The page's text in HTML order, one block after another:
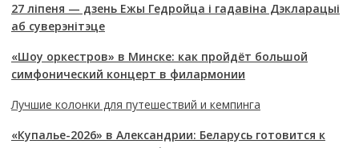
27 ліпеня — дзень Ежы Гедройца і гадавіна Дэкларацыі
аб суверэнітэце
«Шоу оркестров» в Минске: как пройдёт большой
симфонический концерт в филармонии
Лучшие колонки для путешествий и кемпинга
«Купалье-2026» в Александрии: Беларусь готовится к